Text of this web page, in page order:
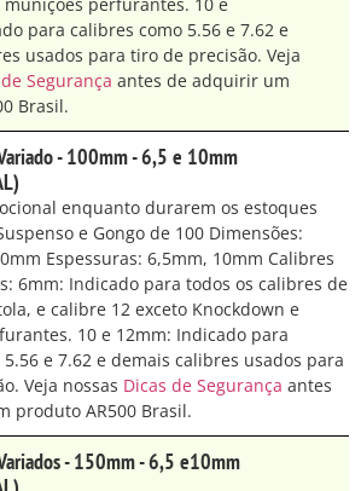
para calibres como 5.56 e 7.62 e
usados para tiro de precisão. Veja
Segurança antes de adquirir um
Brasil.
- 100mm - 6,5 e 10mm
enquanto durarem os estoques
e Gongo de 100 Dimensões:
Espessuras: 6,5mm, 10mm Calibres
6mm: Indicado para todos os calibres de
e calibre 12 exceto Knockdown e
10 e 12mm: Indicado para
e 7.62 e demais calibres usados para
Veja nossas Dicas de Segurança antes
produto AR500 Brasil.
- 150mm - 6,5 e10mm